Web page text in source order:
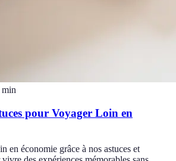
min
pour Voyager Loin en
en économie grâce à nos astuces et